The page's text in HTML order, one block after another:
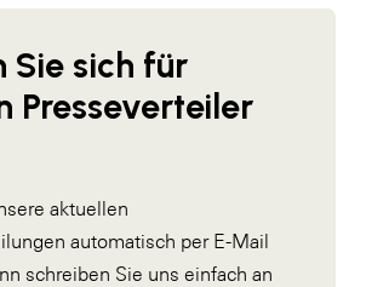
Sie sich für
Presseverteiler
aktuellen
automatisch per E-Mail
schreiben Sie uns einfach an